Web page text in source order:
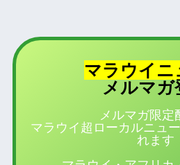
マラウイニ
メルマガ
メルマガ限定
マラウイ超ローカルニュ
れます